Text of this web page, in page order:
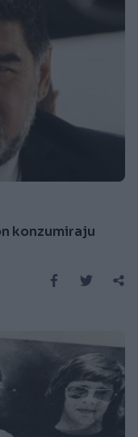
konzumiraju